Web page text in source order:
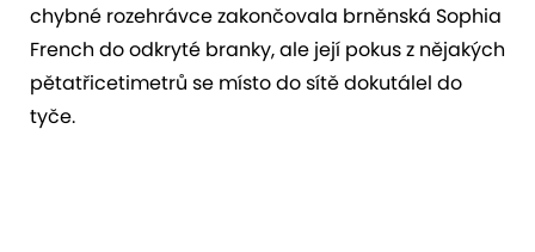
chybné rozehrávce zakončovala brněnská Sophia
French do odkryté branky, ale její pokus z nějakých
pětatřicetimetrů se místo do sítě dokutálel do
tyče.